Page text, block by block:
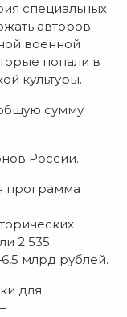
специальных
авторов
военной
попали в
культуры.
сумму
России.
программа
2 535
млрд рублей.
для